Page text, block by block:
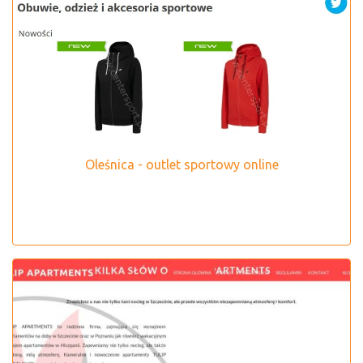
Oleśnica - outlet sportowy online